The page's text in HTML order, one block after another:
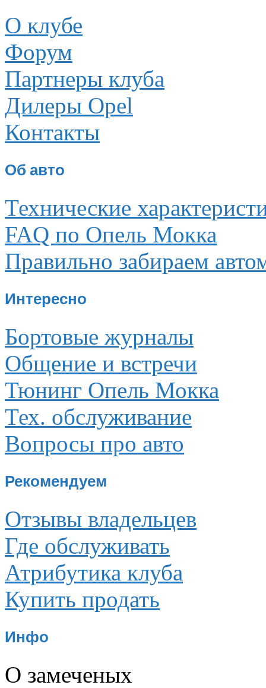
О клубе
Форум
Партнеры клуба
Дилеры Opel
Контакты
Об авто
Технические
FAQ по Опель Мокка
Правильно забираем
Интересно
Бортовые журналы
Общение и встречи
Тюнинг Опель Мокка
Тех. обслуживание
Вопросы про авто
Рекомендуем
Отзывы владельцев
Где обслуживать
Атрибутика клуба
Купить продать
Инфо
О замеченых